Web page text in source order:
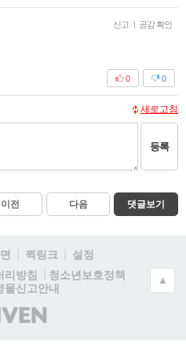
신고 | 공감 확인
0
0
새로고침
등록
이전 다음 댓글보기
퀵링크
설정
리방침
청소년보호정책
물신고안내
(주)
인
▲